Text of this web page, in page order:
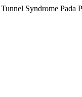
Syndrome Pada